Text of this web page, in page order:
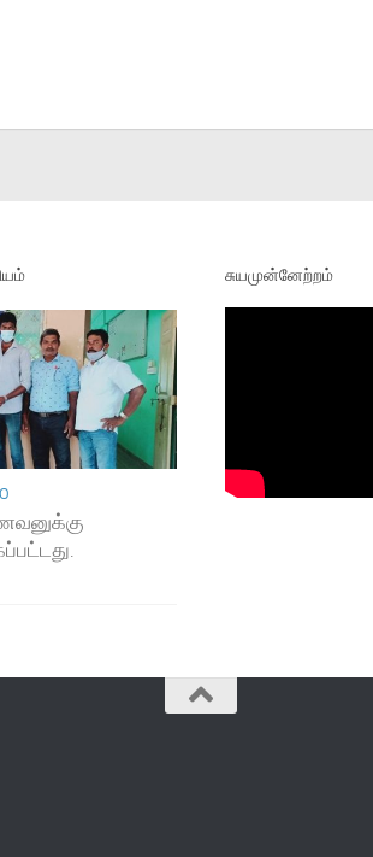
சுயமுன்னேற்றம்